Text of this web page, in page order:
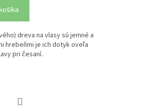
dreva na vlasy sú jemné a
hrebeňmi je ich dotyk oveľa
pri česaní.